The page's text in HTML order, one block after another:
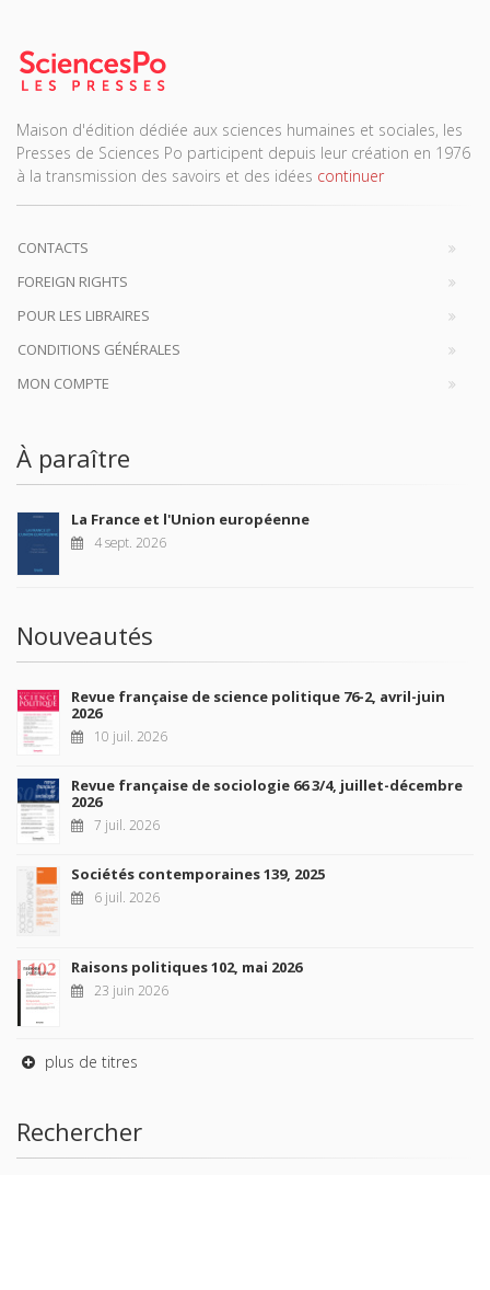
Maison d'édition dédiée aux sciences humaines et sociales, les
Presses de Sciences Po participent depuis leur création en 1976
à la transmission des savoirs et des idées continuer
CONTACTS
FOREIGN RIGHTS
POUR LES LIBRAIRES
CONDITIONS GÉNÉRALES
MON COMPTE
À paraître
La France et l'Union européenne
4 sept. 2026
Nouveautés
Revue française de science politique 76-2, avril-juin
2026
10 juil. 2026
Revue française de sociologie 66 3/4, juillet-décembre
2026
7 juil. 2026
Sociétés contemporaines 139, 2025
6 juil. 2026
Raisons politiques 102, mai 2026
23 juin 2026
plus de titres
Rechercher